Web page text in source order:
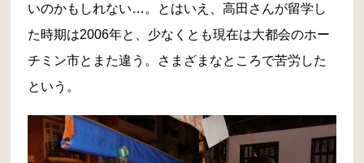
いのかもしれない…。とはいえ、高田さんが留学し
た時期は2006年と、少なくとも現在は大都会のホー
チミン市とまた違う。さまざまなところで苦労した
という。